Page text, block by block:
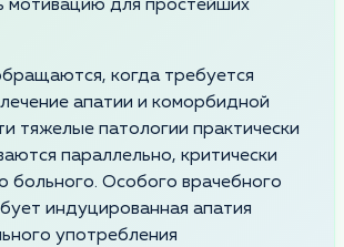
мотивацию для простейших
когда требуется
апатии и коморбидной
тяжелые патологии практически
параллельно, критически
больного. Особого врачебного
индуцированная апатия
употребления